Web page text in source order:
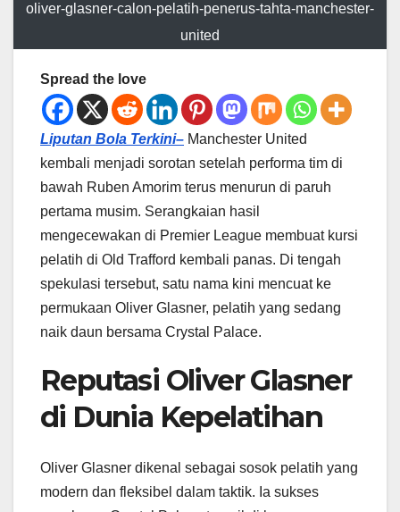
oliver-glasner-calon-pelatih-penerus-tahta-manchester-
united
Spread the love
Liputan Bola Terkini– Manchester United
kembali menjadi sorotan setelah performa tim di
bawah Ruben Amorim terus menurun di paruh
pertama musim. Serangkaian hasil
mengecewakan di Premier League membuat kursi
pelatih di Old Trafford kembali panas. Di tengah
spekulasi tersebut, satu nama kini mencuat ke
permukaan Oliver Glasner, pelatih yang sedang
naik daun bersama Crystal Palace.
Reputasi Oliver Glasner
di Dunia Kepelatihan
Oliver Glasner dikenal sebagai sosok pelatih yang
modern dan fleksibel dalam taktik. Ia sukses